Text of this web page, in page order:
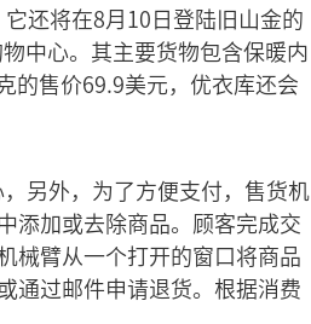
还将在8月10日登陆旧山金的
中心。其主要货物包含保暖内
售价69.9美元，优衣库还会
另外，为了方便支付，售货机
添加或去除商品。顾客完成交
械臂从一个打开的窗口将商品
通过邮件申请退货。根据消费